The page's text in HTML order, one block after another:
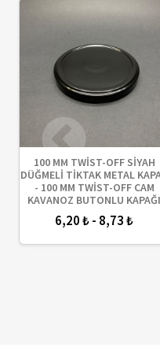
100 MM TWİST-OFF SİYAH
DÜĞMELİ TİKTAK METAL
- 100 MM TWİST-OFF CAM
KAVANOZ BUTONLU KAPAĞI
6,20 ₺ - 8,73 ₺